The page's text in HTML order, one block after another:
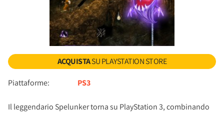
ACQUISTASU PLAYSTATION STORE
Piattaforme: PS3
Il leggendario Spelunker torna su PlayStation 3, combinando